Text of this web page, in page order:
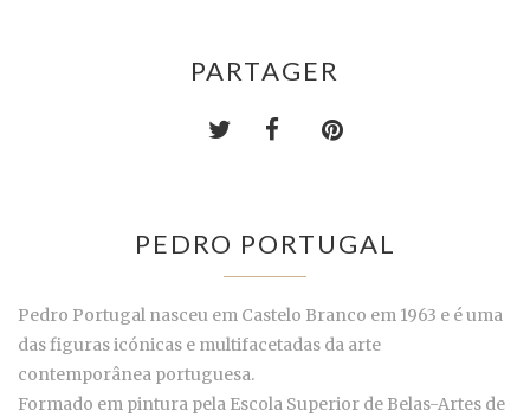
PARTAGER
PEDRO PORTUGAL
Pedro Portugal nasceu em Castelo Branco em 1963 e é uma
das figuras icónicas e multifacetadas da arte
contemporânea portuguesa.
Formado em pintura pela Escola Superior de Belas-Artes de